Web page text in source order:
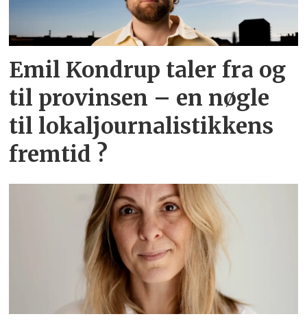
Emil Kondrup taler fra og
til provinsen – en nøgle
til lokaljournalistikkens
fremtid ?